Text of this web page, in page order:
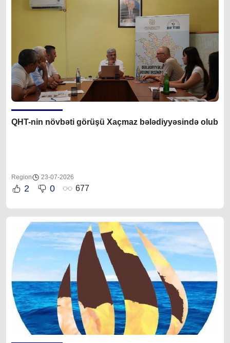
QHT-nin növbəti görüşü Xaçmaz bələdiyyəsində olub
Region 23-07-2026
2 0 677